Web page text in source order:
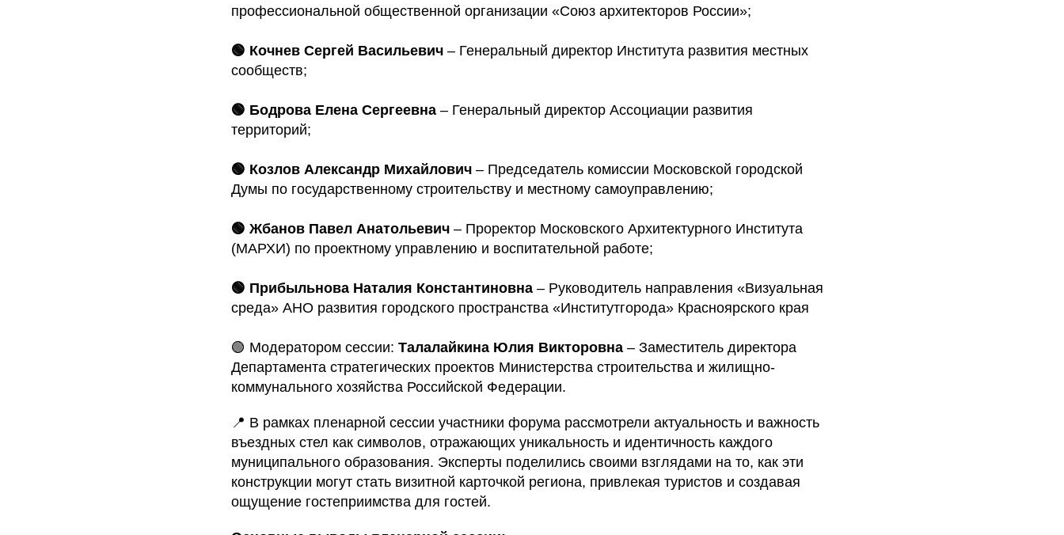
профессиональной общественной организации «Союз архитекторов России»;
🟢 Кочнев Сергей Васильевич – Генеральный директор Института развития местных
сообществ;
🟢 Бодрова Елена Сергеевна – Генеральный директор Ассоциации развития
территорий;
🟢 Козлов Александр Михайлович – Председатель комиссии Московской городской
Думы по государственному строительству и местному самоуправлению;
🟢 Жбанов Павел Анатольевич – Проректор Московского Архитектурного Института
(МАРХИ) по проектному управлению и воспитательной работе;
🟢 Прибыльнова Наталия Константиновна – Руководитель направления «Визуальная
среда» АНО развития городского пространства «Институтгорода» Красноярского края
🟢 Модератором сессии: Талалайкина Юлия Викторовна – Заместитель директора
Департамента стратегических проектов Министерства строительства и жилищно-
коммунального хозяйства Российской Федерации.
📍 В рамках пленарной сессии участники форума рассмотрели актуальность и важность
въездных стел как символов, отражающих уникальность и идентичность каждого
муниципального образования. Эксперты поделились своими взглядами на то, как эти
конструкции могут стать визитной карточкой региона, привлекая туристов и создавая
ощущение гостеприимства для гостей.